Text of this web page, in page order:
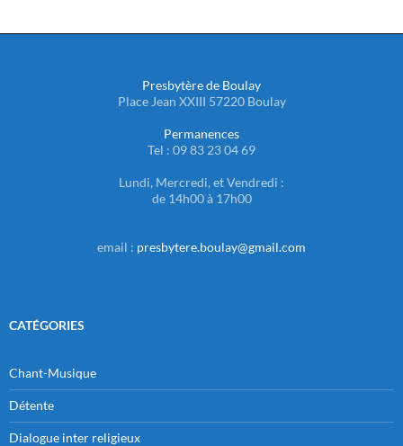
Presbytère de Boulay
Place Jean XXIII 57220 Boulay
Permanences
Tel : 09 83 23 04 69
Lundi, Mercredi, et Vendredi :
de 14h00 à 17h00
email : presbytere.boulay@gmail.com
CATÉGORIES
Chant-Musique
Détente
Dialogue inter religieux